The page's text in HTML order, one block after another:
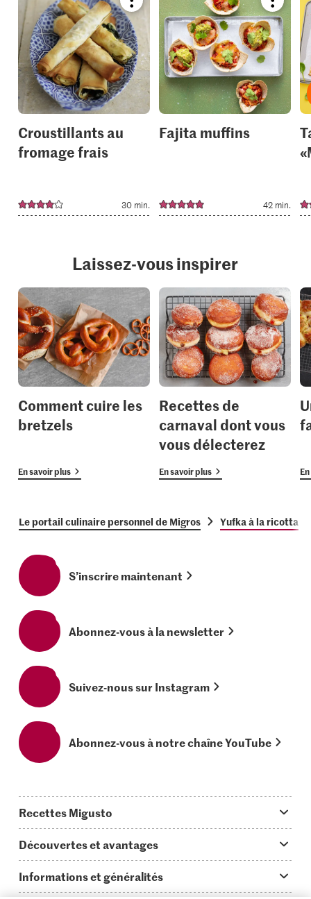
Bookmark
recipe
or
add
it
to
your
collections.
Croustillants au
fromage frais
30 min.
recipe
or
add
it
to
your
Fajita muffins
42 min.
Laissez-vous inspirer
Comment cuire les
bretzels
En savoir plus
Recettes de
carnaval dont vous
vous délecterez
En savoir plus
Le portail culinaire personnel de Migros Yufka à la ricotta
S’inscrire maintenant
Abonnez-vous à la newsletter
Suivez-nous sur Instagram
Abonnez-vous à notre chaîne YouTube
Recettes Migusto
Idées de menus
Plats principaux
Découvertes et avantages
Informations et généralités